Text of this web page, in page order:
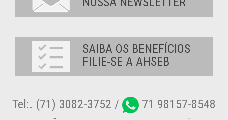
SAIBA OS BENEFÍCIOS
FILIE-SE A AHSEB
Tel:. (71) 3082-3752 / 71 98157-8548